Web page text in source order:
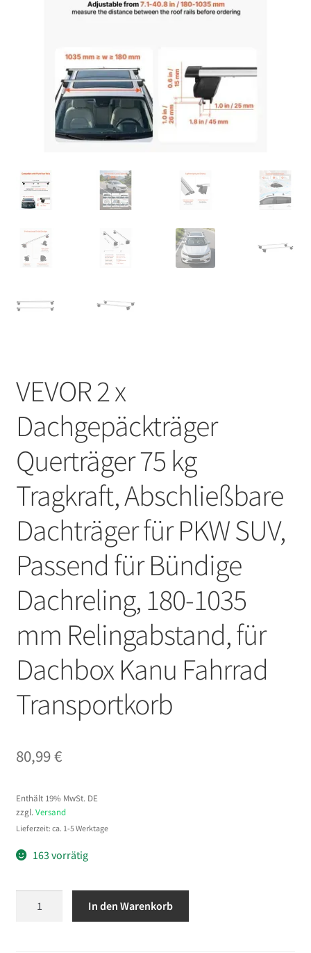
VEVOR 2 x
Dachgepäckträger
Querträger 75 kg
Tragkraft, Abschließbare
Dachträger für PKW SUV,
Passend für Bündige
Dachreling, 180-1035
mm Relingabstand, für
Dachbox Kanu Fahrrad
Transportkorb
80,99€
Enthält 19% MwSt. DE
zzgl. Versand
Lieferzeit: ca. 1-5 Werktage
163 vorrätig
In den Warenkorb